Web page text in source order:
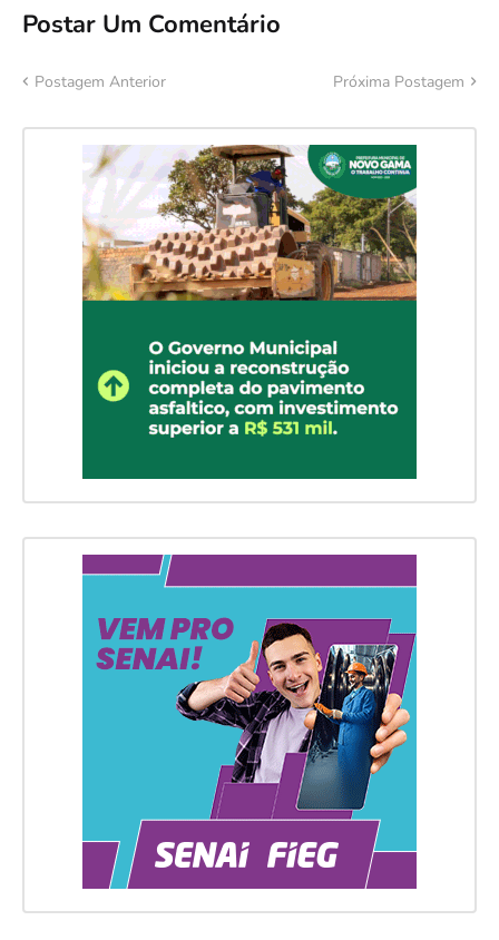
Postar Um Comentário
Postagem Anterior Próxima Postagem